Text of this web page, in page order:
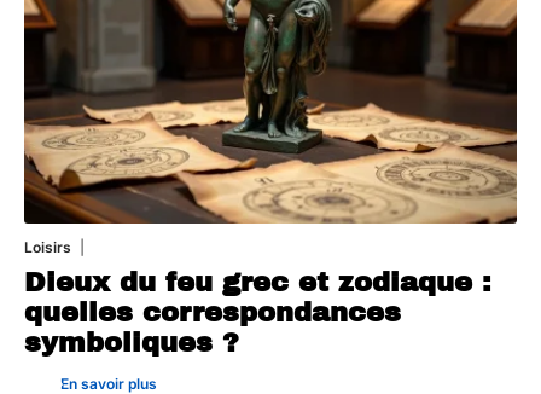
Loisirs
Dieux du feu grec et zodiaque :
quelles correspondances
symboliques ?
En savoir plus